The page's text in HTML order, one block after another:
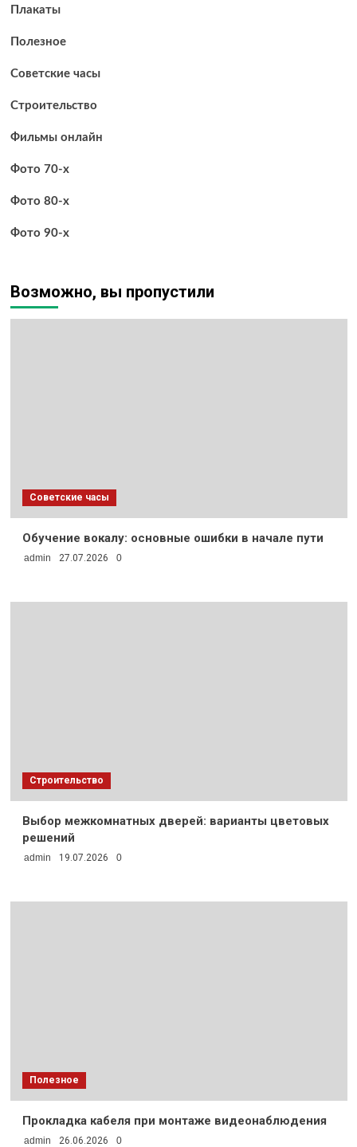
Плакаты
Полезное
Советские часы
Строительство
Фильмы онлайн
Фото 70-х
Фото 80-х
Фото 90-х
Возможно, вы пропустили
Советские часы
Обучение вокалу: основные ошибки в начале пути
admin 27.07.2026 0
Строительство
Выбор межкомнатных дверей: варианты цветовых
решений
admin 19.07.2026 0
Полезное
Прокладка кабеля при монтаже видеонаблюдения
admin 26.06.2026 0